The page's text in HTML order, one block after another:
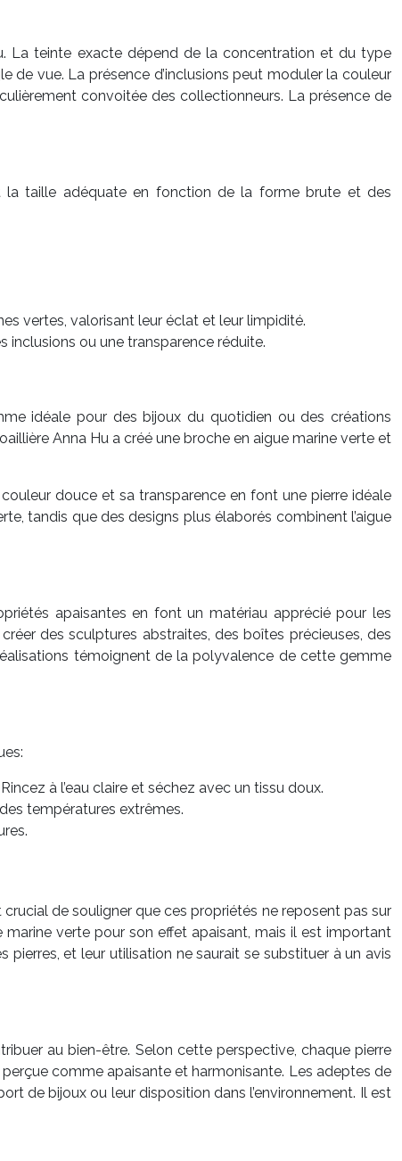
La teinte exacte dépend de la concentration et du type
de vue. La présence d’inclusions peut moduler la couleur
convoitée des collectionneurs. La présence de
la taille adéquate en fonction de la forme brute et des
vertes, valorisant leur éclat et leur limpidité.
ou une transparence réduite.
idéale pour des bijoux du quotidien ou des créations
Anna Hu a créé une broche en aigue marine verte et
douce et sa transparence en font une pierre idéale
tandis que des designs plus élaborés combinent l’aigue
apaisantes en font un matériau apprécié pour les
des sculptures abstraites, des boîtes précieuses, des
témoignent de la polyvalence de cette gemme
à l’eau claire et séchez avec un tissu doux.
températures extrêmes.
de souligner que ces propriétés ne reposent pas sur
verte pour son effet apaisant, mais il est important
pierres, et leur utilisation ne saurait se substituer à un avis
au bien-être. Selon cette perspective, chaque pierre
comme apaisante et harmonisante. Les adeptes de
de bijoux ou leur disposition dans l’environnement. Il est